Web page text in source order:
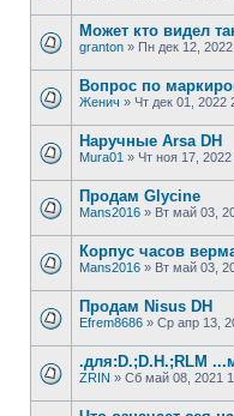
Может кто видел
granton » Пн дек 12,
Вопрос по
Женич » Чт дек 01, 2022
Наручные Arsa DH
Mura01 » Чт ноя 17, 2022
Продам Glycine
Mans2016 » Вт май 03,
Корпус часов
Mans2016 » Вт май 03,
Продам Nisus DH
Efrem8686 » Ср апр 13,
.для:D.;D.H.;RLM
ZRIN » Сб май 08, 2021